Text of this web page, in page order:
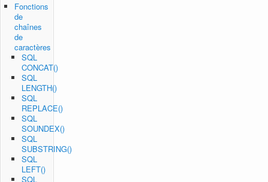
Fonctions
de
chaînes
de
caractères
SQL
CONCAT()
SQL
LENGTH()
SQL
REPLACE()
SQL
SOUNDEX()
SQL
SUBSTRING()
SQL
LEFT()
SQL